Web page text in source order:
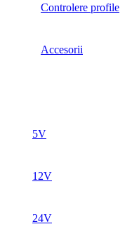
Controlere profile
Accesorii
5V
12V
24V